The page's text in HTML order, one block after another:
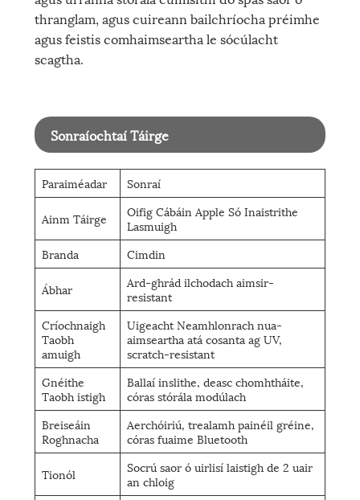
thranglam, agus cuireann bailchríocha préimhe
agus feistis comhaimseartha le sócúlacht
scagtha.
Sonraíochtaí Táirge
Paraiméadar Sonraí
Ainm Táirge
Oifig Cábáin Apple Só Inaistrithe
Lasmuigh
Branda
Cimdin
Ábhar
Ard-ghrád ilchodach aimsir-
resistant
Críochnaigh
Taobh
amuigh
Uigeacht Neamhlonrach nua-
aimseartha atá cosanta ag UV,
scratch-resistant
Gnéithe
Taobh istigh
Ballaí inslithe, deasc chomhtháite,
córas stórála modúlach
Breiseáin
Roghnacha
Aerchóiriú, trealamh painéil gréine,
córas fuaime Bluetooth
Tionól
Socrú saor ó uirlisí laistigh de 2 uair
an chloig